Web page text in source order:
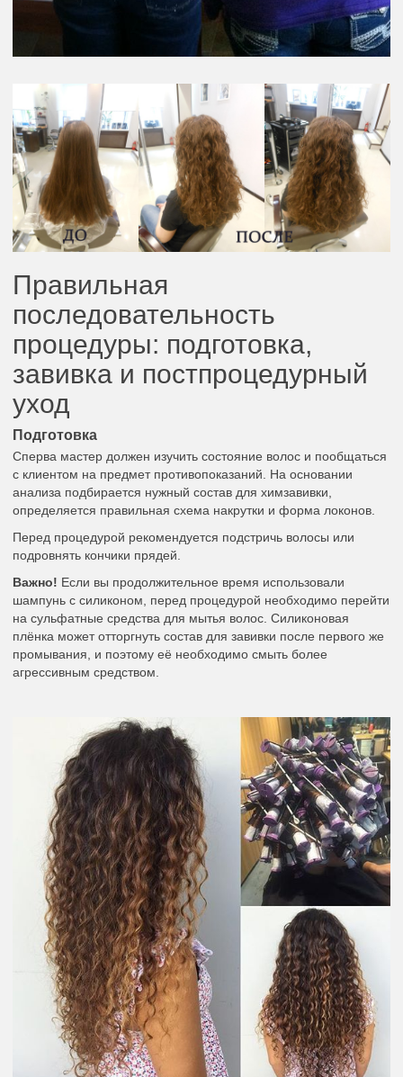
Правильная
последовательность
процедуры: подготовка,
завивка и постпроцедурный
уход
Подготовка
Сперва мастер должен изучить состояние волос и пообщаться
с клиентом на предмет противопоказаний. На основании
анализа подбирается нужный состав для химзавивки,
определяется правильная схема накрутки и форма локонов.
Перед процедурой рекомендуется подстричь волосы или
подровнять кончики прядей.
Важно! Если вы продолжительное время использовали
шампунь с силиконом, перед процедурой необходимо перейти
на сульфатные средства для мытья волос. Силиконовая
плёнка может отторгнуть состав для завивки после первого же
промывания, и поэтому её необходимо смыть более
агрессивным средством.